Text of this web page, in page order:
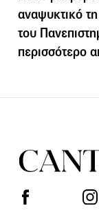
αναψυκτικό
του
περισσότερο